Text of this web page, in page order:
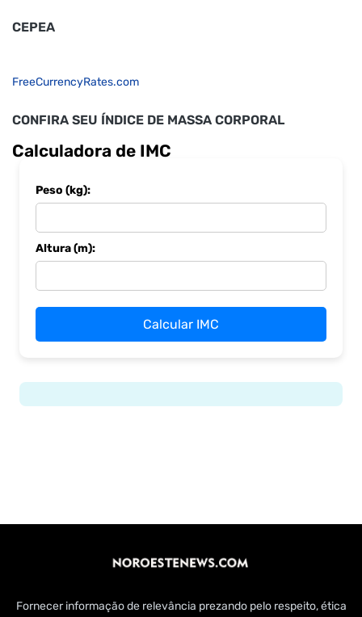
CEPEA
FreeCurrencyRates.com
CONFIRA SEU ÍNDICE DE MASSA CORPORAL
Calculadora de IMC
Peso (kg):
Altura (m):
Calcular IMC
Fornecer informação de relevância prezando pelo respeito, ética